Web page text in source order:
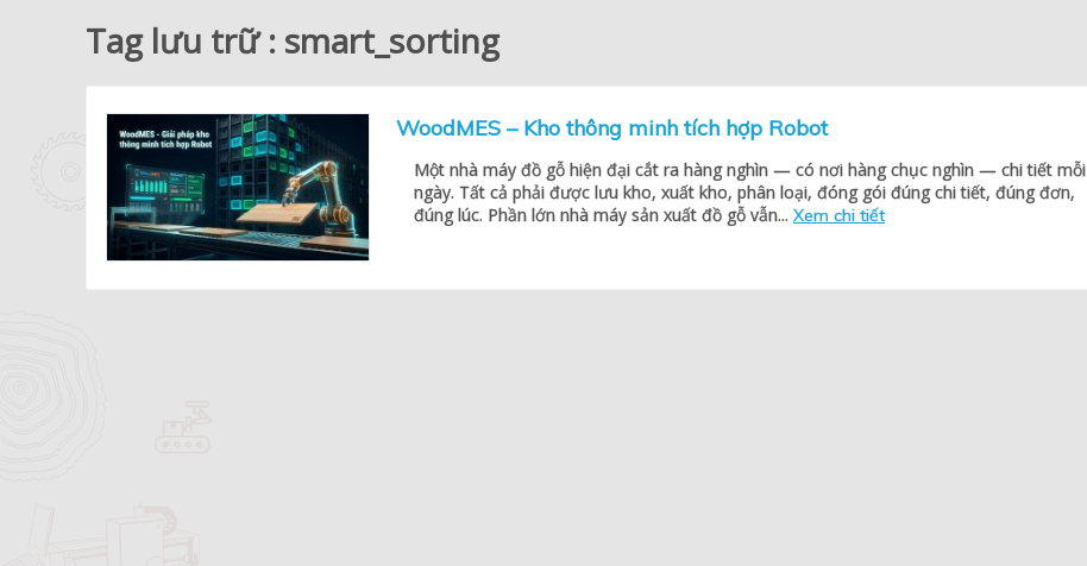
Tag lưu trữ : smart_sorting
WoodMES – Kho thông minh tích hợp Robot
Một nhà máy đồ gỗ hiện đại cắt ra hàng nghìn — có nơi hàng chục nghìn — chi tiết mỗi
ngày. Tất cả phải được lưu kho, xuất kho, phân loại, đóng gói đúng chi tiết, đúng đơn,
đúng lúc. Phần lớn nhà máy sản xuất đồ gỗ vẫn... Xem chi tiết